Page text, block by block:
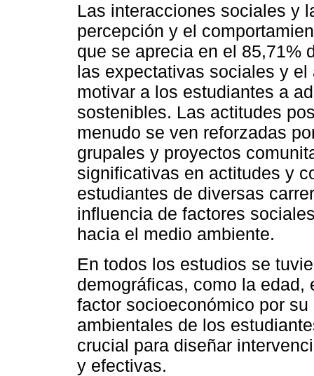
Las interacciones sociales y
percepción y el
que se aprecia en el 85,71%
las expectativas sociales y
motivar a los estudiantes a
sostenibles. Las actitudes
menudo se ven reforzadas
grupales y proyectos
significativas en actitudes y
estudiantes de diversas
influencia de factores
hacia el medio ambiente.
En todos los estudios se
demográficas, como la
factor socioeconómico por
ambientales de los
crucial para diseñar
y efectivas.